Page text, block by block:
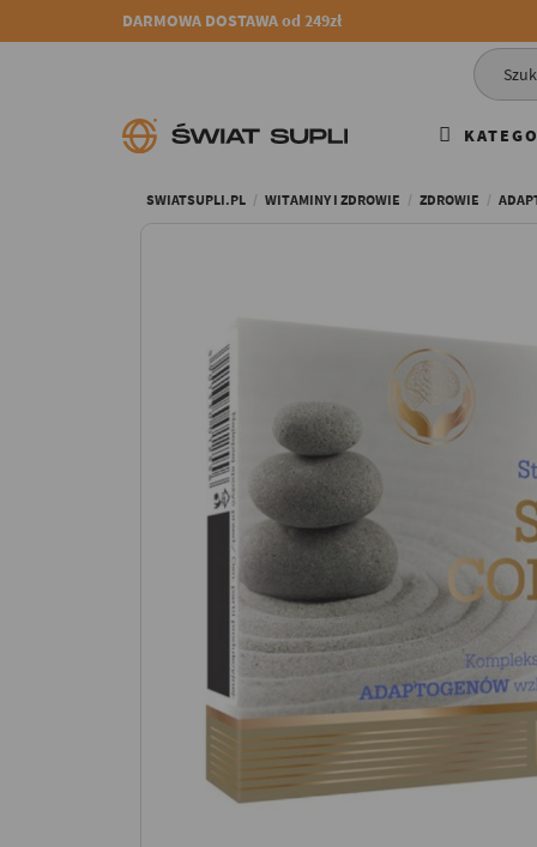
DARMOWA DOSTAWA od 249zł
SWIATSUPLI.PL WITAMINY I ZDROWIE ZDROWIE